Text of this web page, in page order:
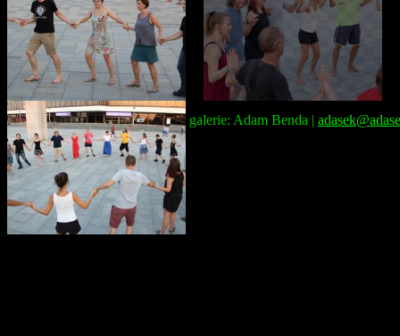
Správce galerie: Adam Benda |